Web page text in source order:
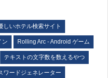
しいホテル検索サイト
ン Rolling Arc - Android ゲーム
テキストの文字数を数えるやつ
ワードジェネレーター